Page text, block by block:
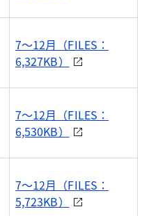
7～12月（FILES：
6,327KB）
7～12月（FILES：
6,530KB）
7～12月（FILES：
5,723KB）